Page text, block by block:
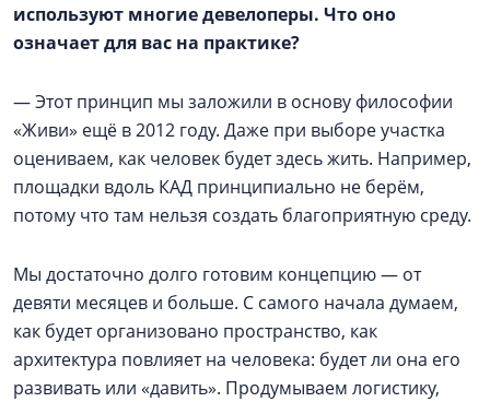
используют многие девелоперы. Что оно
означает для вас на практике?
— Этот принцип мы заложили в основу философии
«Живи» ещё в 2012 году. Даже при выборе участка
оцениваем, как человек будет здесь жить. Например,
площадки вдоль КАД принципиально не берём,
потому что там нельзя создать благоприятную среду.
Мы достаточно долго готовим концепцию — от
девяти месяцев и больше. С самого начала думаем,
как будет организовано пространство, как
архитектура повлияет на человека: будет ли она его
развивать или «давить». Продумываем логистику,